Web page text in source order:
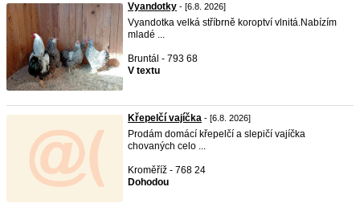
Vyandotky - [6.8. 2026]
Vyandotka velká stříbrně koroptví vlnitá.Nabízím
mladé ...
Bruntál - 793 68
V textu
Křepelčí vajíčka - [6.8. 2026]
Prodám domácí křepelčí a slepičí vajíčka
chovaných celo ...
Kroměříž - 768 24
Dohodou